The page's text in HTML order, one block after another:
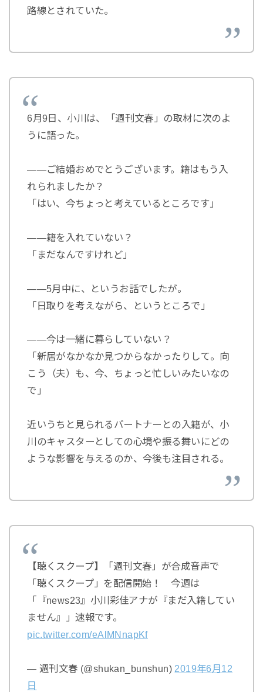
路線とされていた。
6月9日、小川は、「週刊文春」の取材に次のよ
うに語った。
――ご結婚おめでとうございます。籍はもう入
れられましたか？
「はい、今ちょっと考えているところです」
――籍を入れていない？
「まだなんですけれど」
――5月中に、というお話でしたが。
「日取りを考えながら、というところで」
――今は一緒に暮らしていない？
「新居がなかなか見つからなかったりして。向
こう（夫）も、今、ちょっと忙しいみたいなの
で」
近いうちと見られるパートナーとの入籍が、小
川のキャスターとしての心境や振る舞いにどの
ような影響を与えるのか、今後も注目される。
【聴くスクープ】「週刊文春」が合成音声で
「聴くスクープ」を配信開始！ 今週は
「『news23』小川彩佳アナが『まだ入籍してい
ません』」速報です。
pic.twitter.com/eAlMNnapKf
— 週刊文春 (@shukan_bunshun) 2019年6月12
日